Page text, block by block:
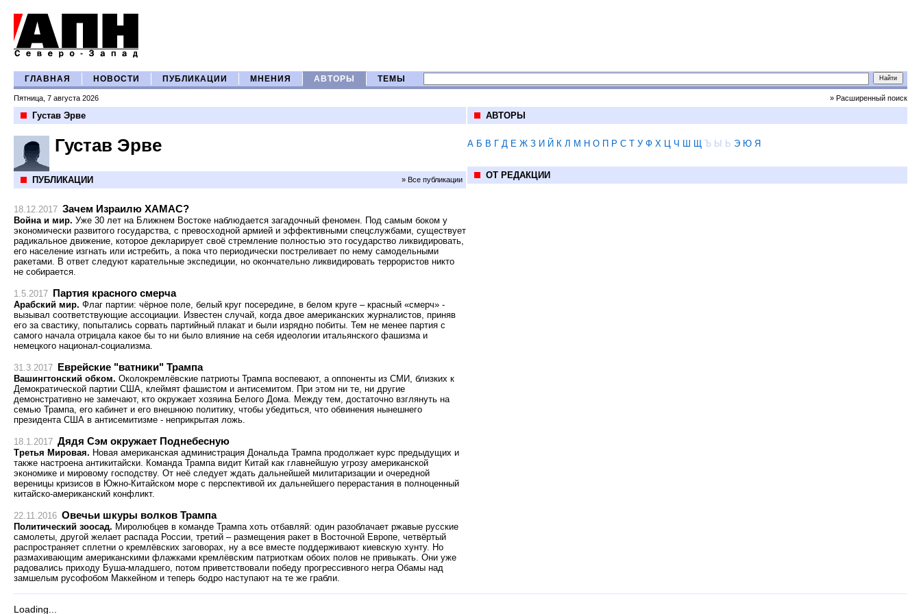
ГЛАВНАЯ НОВОСТИ ПУБЛИКАЦИИ МНЕНИЯ АВТОРЫ ТЕМЫ
Пятница, 7 августа 2026 » Расширенный поиск
Густав Эрве
Густав Эрве
ПУБЛИКАЦИИ » Все публикации
18.12.2017 Зачем Израилю ХАМАС?
Война и мир. Уже 30 лет на Ближнем Востоке наблюдается загадочный феномен. Под самым боком у
экономически развитого государства, с превосходной армией и эффективными спецслужбами, существует
радикальное движение, которое декларирует своё стремление полностью это государство ликвидировать,
его население изгнать или истребить, а пока что периодически постреливает по нему самодельными
ракетами. В ответ следуют карательные экспедиции, но окончательно ликвидировать террористов никто
не собирается.
1.5.2017 Партия красного смерча
Арабский мир. Флаг партии: чёрное поле, белый круг посередине, в белом круге – красный «смерч» -
вызывал соответствующие ассоциации. Известен случай, когда двое американских журналистов, приняв
его за свастику, попытались сорвать партийный плакат и были изрядно побиты. Тем не менее партия с
самого начала отрицала какое бы то ни было влияние на себя идеологии итальянского фашизма и
немецкого национал-социализма.
31.3.2017 Еврейские "ватники" Трампа
Вашингтонский обком. Околокремлёвские патриоты Трампа воспевают, а оппоненты из СМИ, близких к
Демократической партии США, клеймят фашистом и антисемитом. При этом ни те, ни другие
демонстративно не замечают, кто окружает хозяина Белого Дома. Между тем, достаточно взглянуть на
семью Трампа, его кабинет и его внешнюю политику, чтобы убедиться, что обвинения нынешнего
президента США в антисемитизме - неприкрытая ложь.
18.1.2017 Дядя Сэм окружает Поднебесную
Третья Мировая. Новая американская администрация Дональда Трампа продолжает курс предыдущих и
также настроена антикитайски. Команда Трампа видит Китай как главнейшую угрозу американской
экономике и мировому господству. От неё следует ждать дальнейшей милитаризации и очередной
вереницы кризисов в Южно-Китайском море с перспективой их дальнейшего перерастания в полноценный
китайско-американский конфликт.
22.11.2016 Овечьи шкуры волков Трампа
Политический зоосад. Миролюбцев в команде Трампа хоть отбавляй: один разоблачает ржавые русские
самолеты, другой желает распада России, третий – размещения ракет в Восточной Европе, четвёртый
распространяет сплетни о кремлёвских заговорах, ну а все вместе поддерживают киевскую хунту. Но
размахивающим американскими флажками кремлёвским патриоткам обоих полов не привыкать. Они уже
радовались приходу Буша-младшего, потом приветствовали победу прогрессивного негра Обамы над
замшелым русофобом Маккейном и теперь бодро наступают на те же грабли.
АВТОРЫ
А Б В Г Д Е Ж З И Й К Л М Н О П Р С Т У Ф Х Ц Ч Ш Щ Ъ Ы Ь Э Ю Я
ОТ РЕДАКЦИИ
Loading...